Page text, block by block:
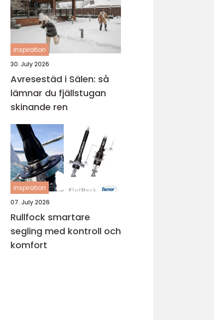
inspiration
30. July 2026
Avresestäd i Sälen: så
lämnar du fjällstugan
skinande ren
inspiration
07. July 2026
Rullfock smartare
segling med kontroll och
komfort